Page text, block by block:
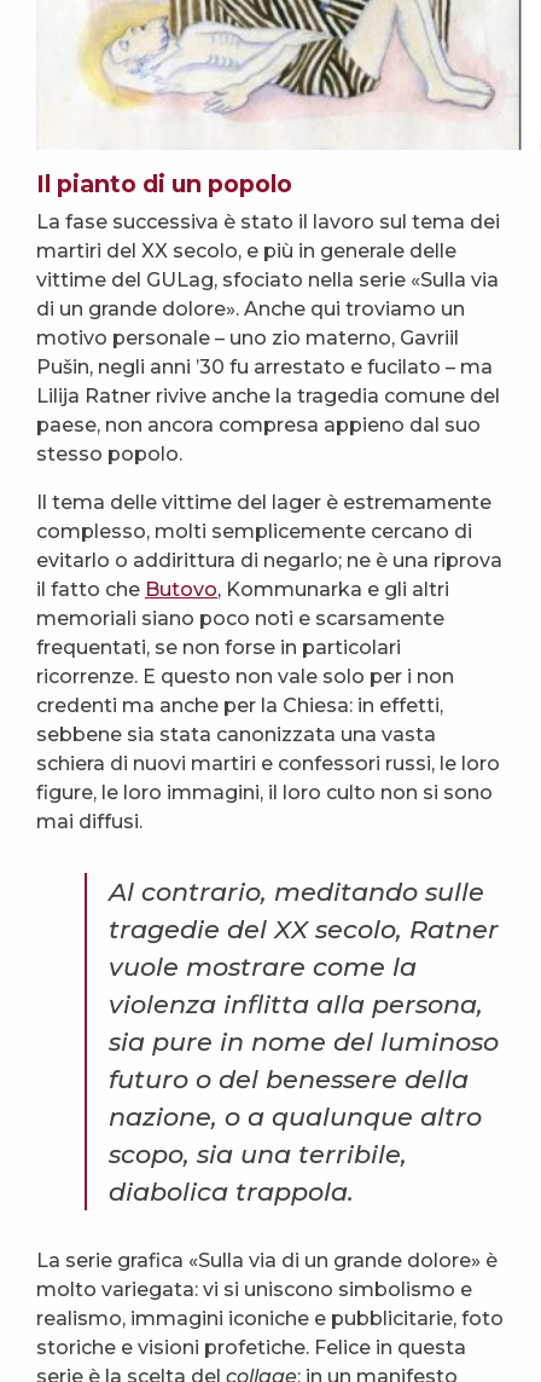
Il pianto di un popolo
La fase successiva è stato il lavoro sul tema dei
martiri del XX secolo, e più in generale delle
vittime del GULag, sfociato nella serie «Sulla via
di un grande dolore». Anche qui troviamo un
motivo personale – uno zio materno, Gavriil
Pušin, negli anni ’30 fu arrestato e fucilato – ma
Lilija Ratner rivive anche la tragedia comune del
paese, non ancora compresa appieno dal suo
stesso popolo.
Il tema delle vittime del lager è estremamente
complesso, molti semplicemente cercano di
evitarlo o addirittura di negarlo; ne è una riprova
il fatto che Butovo, Kommunarka e gli altri
memoriali siano poco noti e scarsamente
frequentati, se non forse in particolari
ricorrenze. E questo non vale solo per i non
credenti ma anche per la Chiesa: in effetti,
sebbene sia stata canonizzata una vasta
schiera di nuovi martiri e confessori russi, le loro
figure, le loro immagini, il loro culto non si sono
mai diffusi.
Al contrario, meditando sulle
tragedie del XX secolo, Ratner
vuole mostrare come la
violenza inflitta alla persona,
sia pure in nome del luminoso
futuro o del benessere della
nazione, o a qualunque altro
scopo, sia una terribile,
diabolica trappola.
La serie grafica «Sulla via di un grande dolore» è
molto variegata: vi si uniscono simbolismo e
realismo, immagini iconiche e pubblicitarie, foto
storiche e visioni profetiche. Felice in questa
serie è la scelta del collage: in un manifesto